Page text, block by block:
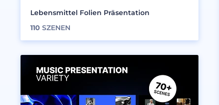
Lebensmittel Folien Präsentation
110 SZENEN